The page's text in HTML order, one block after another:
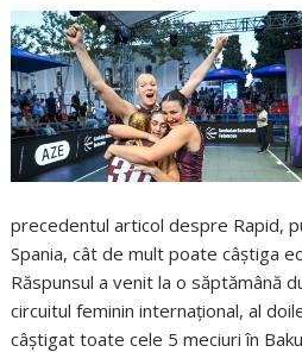
precedentul articol despre Rapid,
Spania, cât de mult poate câștiga
Răspunsul a venit la o săptămână
circuitul feminin internațional, al
câștigat toate cele 5 meciuri în